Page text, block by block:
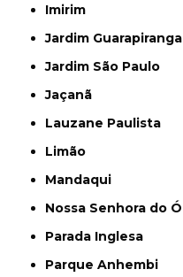
Imirim
Jardim Guarapiranga
Jardim São Paulo
Jaçanã
Lauzane Paulista
Limão
Mandaqui
Nossa Senhora do Ó
Parada Inglesa
Parque Anhembi